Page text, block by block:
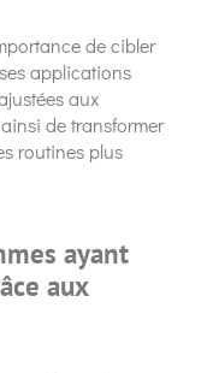
de cibler
applications
aux
de transformer
routines plus
ayant
aux